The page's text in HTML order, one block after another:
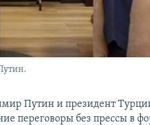
Путин и президент
переговоры без прессы в